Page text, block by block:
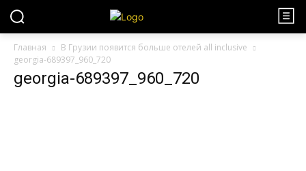
Главная
В Грузии появится больше отелей all inclusive
georgia-689397_960_720
georgia-689397_960_720